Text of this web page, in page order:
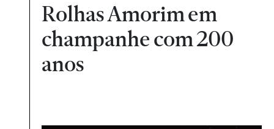
Rolhas Amorim em
champanhe com 200
anos